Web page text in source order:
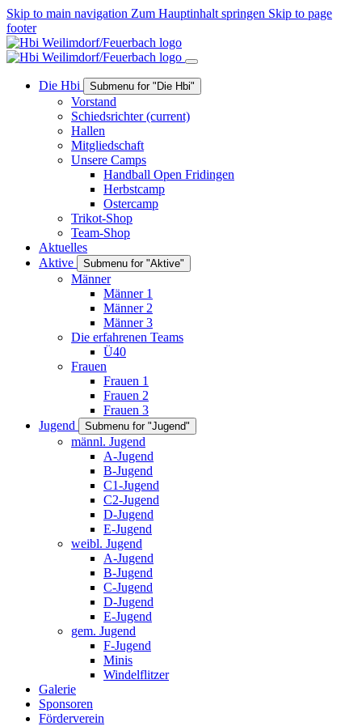
Skip to main navigation Zum Hauptinhalt springen Skip to page
footer
Die Hbi Submenu for "Die Hbi"
Vorstand
Schiedsrichter(current)
Hallen
Mitgliedschaft
Unsere Camps
Handball Open Fridingen
Herbstcamp
Ostercamp
Trikot-Shop
Team-Shop
Aktuelles
Aktive
Submenu for "Aktive"
Männer
Männer 1
Männer 2
Männer 3
Die erfahrenen Teams
Ü40
Frauen
Frauen 1
Frauen 2
Frauen 3
Jugend
Submenu for "Jugend"
männl. Jugend
A-Jugend
B-Jugend
C1-Jugend
C2-Jugend
D-Jugend
E-Jugend
weibl. Jugend
A-Jugend
B-Jugend
C-Jugend
D-Jugend
E-Jugend
gem. Jugend
F-Jugend
Minis
Windelflitzer
Galerie
Sponsoren
Förderverein